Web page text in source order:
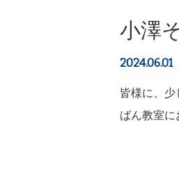
小澤
2024.06.01
皆様に、少
ばん教室に